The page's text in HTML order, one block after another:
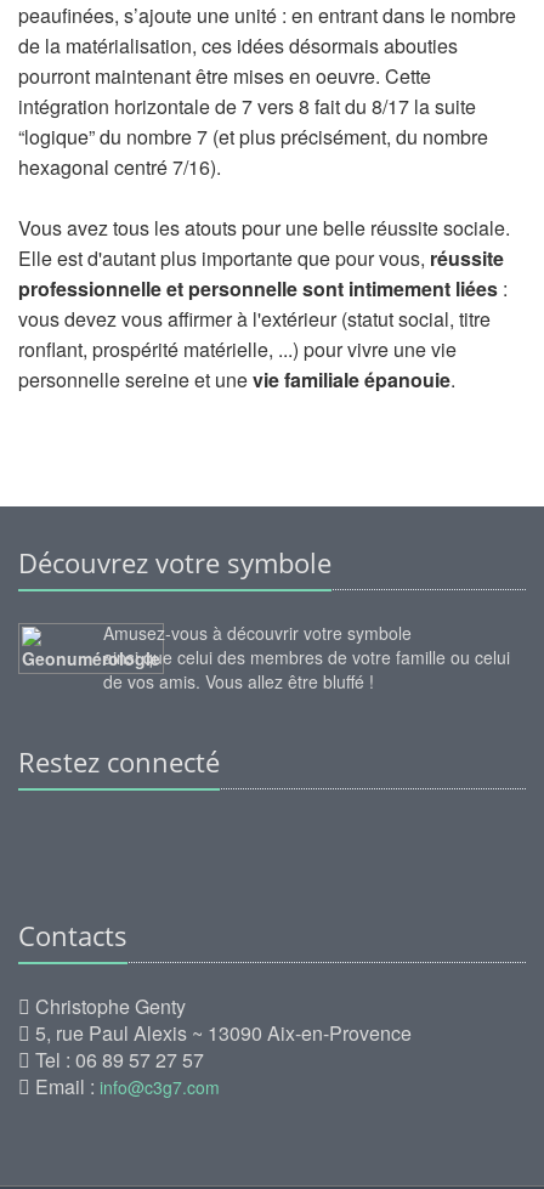
peaufinées, s’ajoute une unité : en entrant dans le nombre
de la matérialisation, ces idées désormais abouties
pourront maintenant être mises en oeuvre. Cette
intégration horizontale de 7 vers 8 fait du 8/17 la suite
“logique” du nombre 7 (et plus précisément, du nombre
hexagonal centré 7/16).
Vous avez tous les atouts pour une belle réussite sociale.
Elle est d'autant plus importante que pour vous, réussite
professionnelle et personnelle sont intimement liées :
vous devez vous affirmer à l'extérieur (statut social, titre
ronflant, prospérité matérielle, ...) pour vivre une vie
personnelle sereine et unevie familiale épanouie.
Découvrez votre symbole
Amusez-vous à découvrir votre symbole
ainsi que celui des membres de votre famille ou celui
de vos amis. Vous allez être bluffé !
Restez connecté
Contacts
Christophe Genty
5, rue Paul Alexis ~ 13090 Aix-en-Provence
Tel : 06 89 57 27 57
Email : info@c3g7.com